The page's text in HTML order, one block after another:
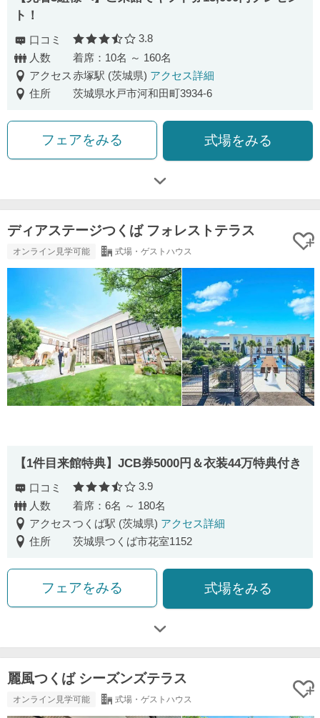
ト！
口コミ 口コミ評価
3.8
人数
着席：10名 ～ 160名
アクセス赤塚駅 (茨城県) アクセス詳細
住所
茨城県水戸市河和田町3934-6
フェアをみる 式場をみる
ディアステージつくば フォレストテラス
オンライン見学可能 式場・ゲストハウス
【1件目来館特典】JCB券5000円＆衣装44万特典付き
口コミ 口コミ評価
3.9
人数
着席：6名 ～ 180名
アクセスつくば駅 (茨城県) アクセス詳細
住所
茨城県つくば市花室1152
フェアをみる 式場をみる
麗風つくば シーズンズテラス
オンライン見学可能 式場・ゲストハウス